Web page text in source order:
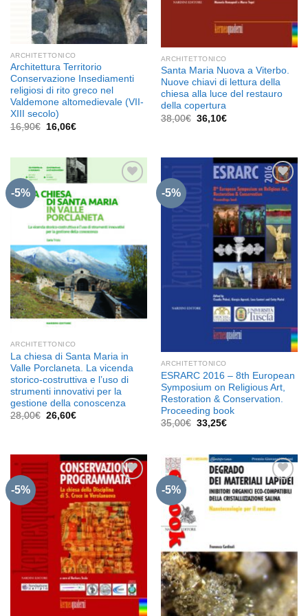
ARCHITETTONICO
Architettura Territorio
Conservazione Insediamenti
religiosi di rito greco nel
Valdemone altomedievale (VII-
XIII secolo)
16,90€
Il
prezzo
16,90€.
16,06€Il
16,06€.
ARCHITETTONICO
Santa Maria Nuova a Viterbo.
Nuove chiavi di lettura della
chiesa alla luce del restauro
della copertura
38,00€ Il
prezzo
36,10€Il
-5%
alla lista
desideri
ARCHITETTONICO
La chiesa di Santa Maria in
Valle Porclaneta. La vicenda
storico-costruttiva e l’uso di
strumenti innovativi per la
gestione della conoscenza
28,00€ Il
26,60€Il
-5%
Aggiungi
alla lista
dei
desideri
ARCHITETTONICO
ESRARC 2016 – 8th European
Symposium on Religious Art,
Restoration & Conservation.
Proceeding book
35,00€ Il
35,00€.
33,25€Il
33,25€.
-5%
Aggiungi
alla lista
dei
desideri
-5%
Aggiungi